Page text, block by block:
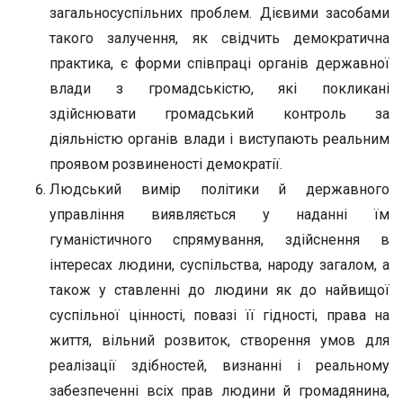
загальносуспільних проблем. Дієвими засобами
такого залучення, як свідчить демократична
практика, є форми співпраці органів державної
влади з громадськістю, які покликані
здійснювати громадський контроль за
діяльністю органів влади і виступають реальним
проявом розвиненості демократії.
Людський вимір політики й державного
управління виявляється у наданні їм
гуманістичного спрямування, здійснення в
інтересах людини, суспільства, народу загалом, а
також у ставленні до людини як до найвищої
суспільної цінності, повазі її гідності, права на
життя, вільний розвиток, створення умов для
реалізації здібностей, визнанні і реальному
забезпеченні всіх прав людини й громадянина,